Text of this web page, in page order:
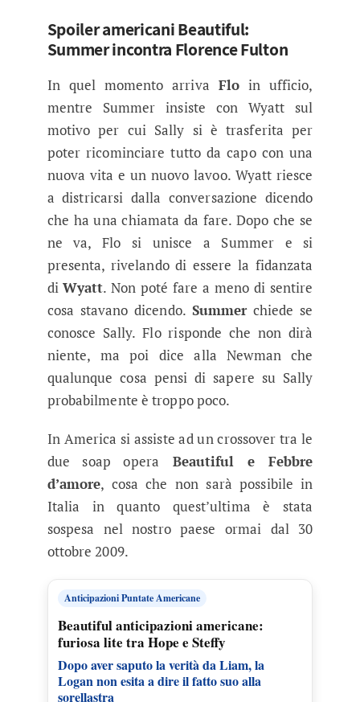
Spoiler americani Beautiful:
Summer incontra Florence Fulton
In quel momento arriva Floin ufficio,
mentre Summer insiste con Wyatt sul
motivo per cui Sally si è trasferita per
poter ricominciare tutto da capo con una
nuova vita e un nuovo lavoo. Wyatt riesce
a districarsi dalla conversazione dicendo
che ha una chiamata da fare. Dopo che se
ne va, Flo si unisce a Summer e si
presenta, rivelando di essere la fidanzata
diWyatt. Non poté fare a meno di sentire
cosa stavano dicendo. Summerchiede se
conosce Sally. Flo risponde che non dirà
niente, ma poi dice alla Newman che
qualunque cosa pensi di sapere su Sally
probabilmente è troppo poco.
In America si assiste ad un crossover tra le
due soap opera Beautiful e Febbre
d’amore, cosa che non sarà possibile in
Italia in quanto quest’ultima è stata
sospesa nel nostro paese ormai dal 30
ottobre 2009.
Anticipazioni Puntate Americane
Beautiful anticipazioni americane:
furiosa lite tra Hope e Steffy
Dopo aver saputo la verità da Liam, la
Logan non esita a dire il fatto suo alla
sorellastra